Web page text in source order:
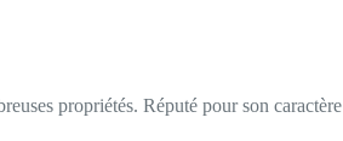
propriétés. Réputé pour son caractère